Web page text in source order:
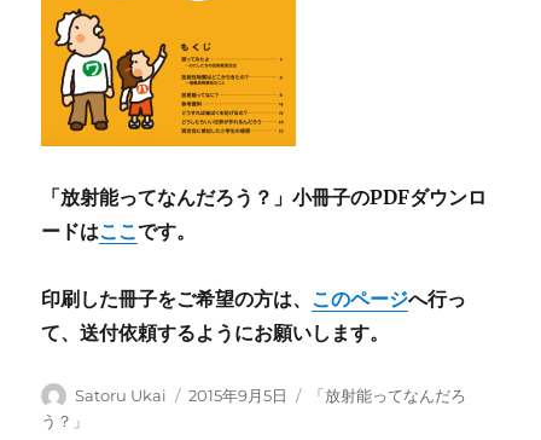
「放射能ってなんだろう？」小冊子のPDFダウンロ
ードはここです。
印刷した冊子をご希望の方は、 このページへ行っ
て、送付依頼するようにお願いします。
投
稿
Satoru Ukai
投
2015年9月5日
カ
「放射能ってなんだろ
う？」